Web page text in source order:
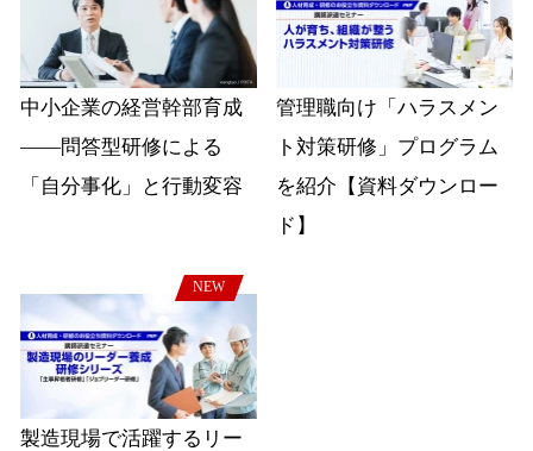
中小企業の経営幹部育成
――問答型研修による
「自分事化」と行動変容
管理職向け「ハラスメン
ト対策研修」プログラム
を紹介【資料ダウンロー
ド】
NEW
製造現場で活躍するリー